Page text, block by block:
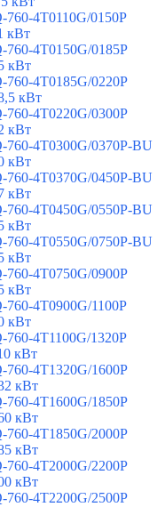
4T0110G/0150P
кВт
4T0150G/0185P
кВт
4T0185G/0220P
кВт
4T0220G/0300P
кВт
760-4T0300G/0370P-BU
кВт
760-4T0370G/0450P-BU
кВт
760-4T0450G/0550P-BU
кВт
760-4T0550G/0750P-BU
кВт
4T0750G/0900P
кВт
4T0900G/1100P
кВт
4T1100G/1320P
кВт
4T1320G/1600P
кВт
4T1600G/1850P
кВт
4T1850G/2000P
кВт
4T2000G/2200P
кВт
4T2200G/2500P